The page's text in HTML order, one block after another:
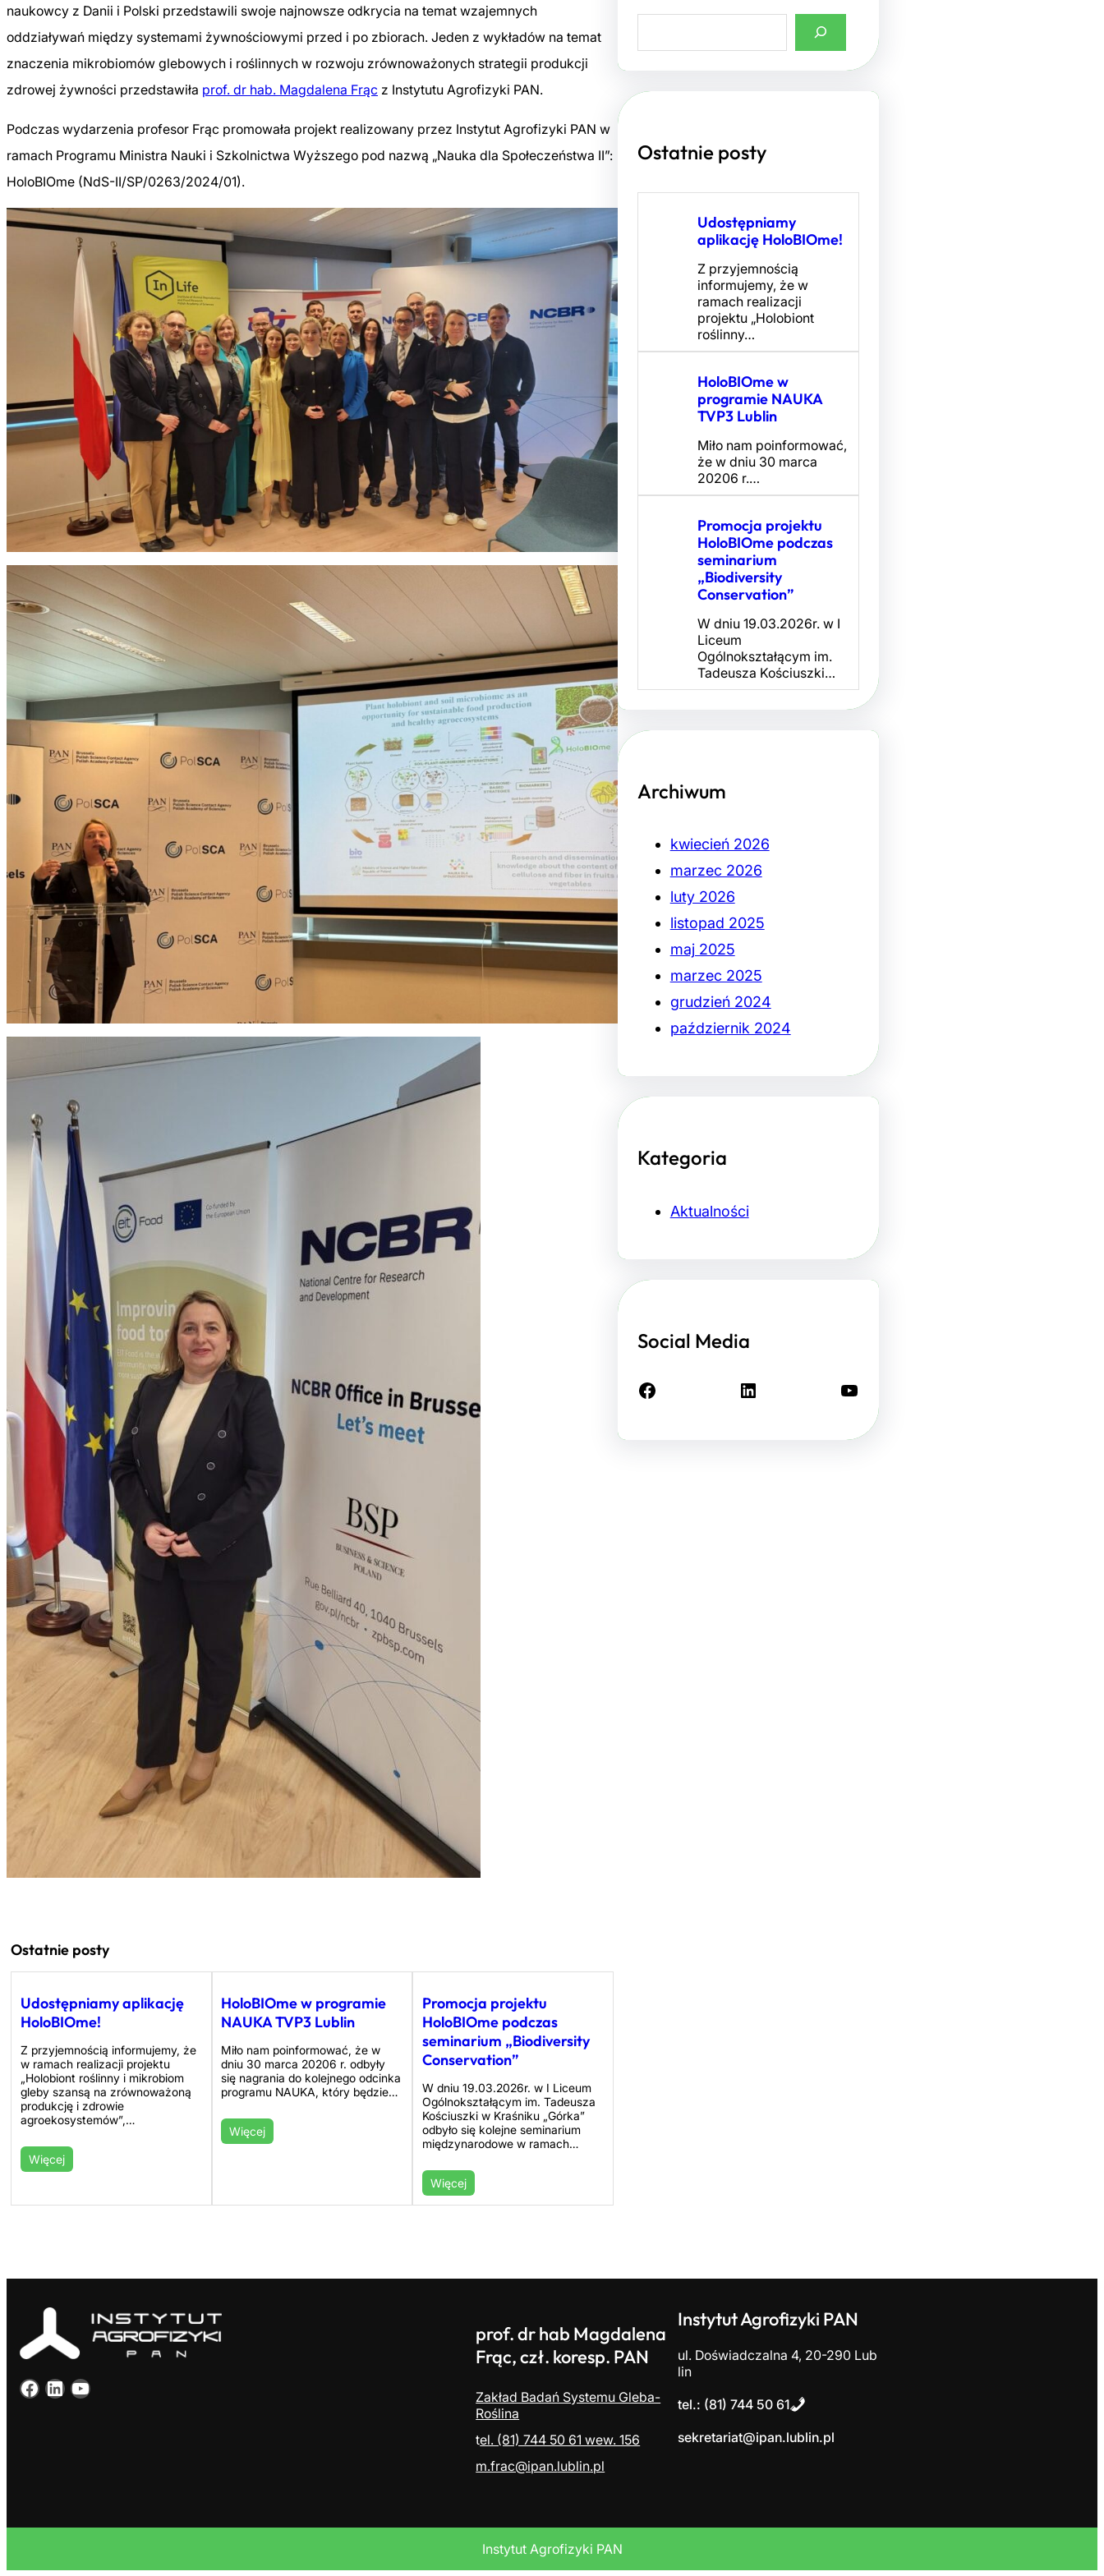
naukowcy z Danii i Polski przedstawili swoje najnowsze odkrycia na temat wzajemnych
oddziaływań między systemami żywnościowymi przed i po zbiorach. Jeden z wykładów na temat
znaczenia mikrobiomów glebowych i roślinnych w rozwoju zrównoważonych strategii produkcji
zdrowej żywności przedstawiła prof. dr hab. Magdalena Frąc z Instytutu Agrofizyki PAN.
Podczas wydarzenia profesor Frąc promowała projekt realizowany przez Instytut Agrofizyki PAN w
ramach Programu Ministra Nauki i Szkolnictwa Wyższego pod nazwą „Nauka dla Społeczeństwa II”:
HoloBIOme (NdS-II/SP/0263/2024/01).
Ostatnie posty
Udostępniamy aplikację
HoloBIOme!
Z przyjemnością informujemy, że
w ramach realizacji projektu
„Holobiont roślinny i mikrobiom
gleby szansą na zrównoważoną
produkcję i zdrowie
agroekosystemów”,…
Więcej
HoloBIOme w programie
NAUKA TVP3 Lublin
Miło nam poinformować, że w
dniu 30 marca 20206 r. odbyły
się nagrania do kolejnego odcinka
programu NAUKA, który będzie…
Więcej
Promocja projektu
HoloBIOme podczas
seminarium „Biodiversity
Conservation”
W dniu 19.03.2026r. w I Liceum
Ogólnokształącym im. Tadeusza
Kościuszki w Kraśniku „Górka”
odbyło się kolejne seminarium
międzynarodowe w ramach…
Więcej
a
h
Ostatnie posty
Udostępniamy
aplikację HoloBIOme!
Z przyjemnością
informujemy, że w
ramach realizacji
projektu „Holobiont
roślinny…
HoloBIOme w
programie NAUKA
TVP3 Lublin
Miło nam poinformować,
że w dniu 30 marca
20206 r.…
Promocja projektu
HoloBIOme podczas
seminarium
„Biodiversity
Conservation”
W dniu 19.03.2026r. w I
Liceum
Ogólnokształącym im.
Tadeusza Kościuszki…
Archiwum
kwiecień 2026
marzec 2026
luty 2026
listopad 2025
maj 2025
marzec 2025
grudzień 2024
październik 2024
Kategoria
Aktualności
Social Media
Facebook LinkedIn YouTube
Facebook LinkedIn YouTube
prof. dr hab Magdalena
Frąc, czł. koresp. PAN
Zakład Badań Systemu Gleba-
Roślina
tel. (81) 744 50 61 wew. 156
m.frac@ipan.lublin.pl
Instytut Agrofizyki PAN
ul. Doświadczalna 4, 20-290 Lub
lin
tel.: (81) 744 50 61
sekretariat@ipan.lublin.pl
Instytut Agrofizyki PAN